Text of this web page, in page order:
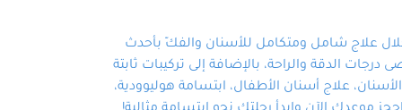
علاج شامل ومتكامل للأسنان والفكّ بأحدث
الدقة والراحة، بالإضافة إلى تركيبات ثابتة
علاج أسنان الأطفال، ابتسامة هوليوودية،